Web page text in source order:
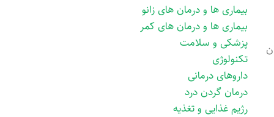
بیماری ها و درمان های زانو
بیماری ها و درمان های کمر
پزشکی و سلامت
تکنولوژی
داروهای درمانی
درمان گردن درد
رژیم غذایی و تغذیه